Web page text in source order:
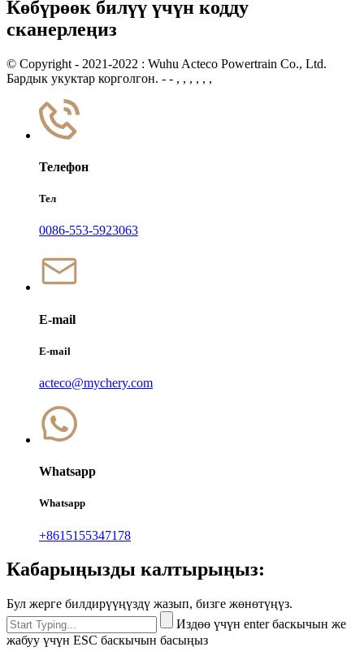
Көбүрөөк билүү үчүн кодду
сканерлеңиз
© Copyright - 2021-2022 : Wuhu Acteco Powertrain Co., Ltd.
Бардык укуктар корголгон. - - , , , , , ,
Телефон
Тел
0086-553-5923063
E-mail
E-mail
acteco@mychery.com
Whatsapp
Whatsapp
+8615155347178
Кабарыңызды калтырыңыз:
Бул жерге билдирүүңүздү жазып, бизге жөнөтүңүз.
Издөө үчүн enter баскычын же
жабуу үчүн ESC баскычын басыңыз